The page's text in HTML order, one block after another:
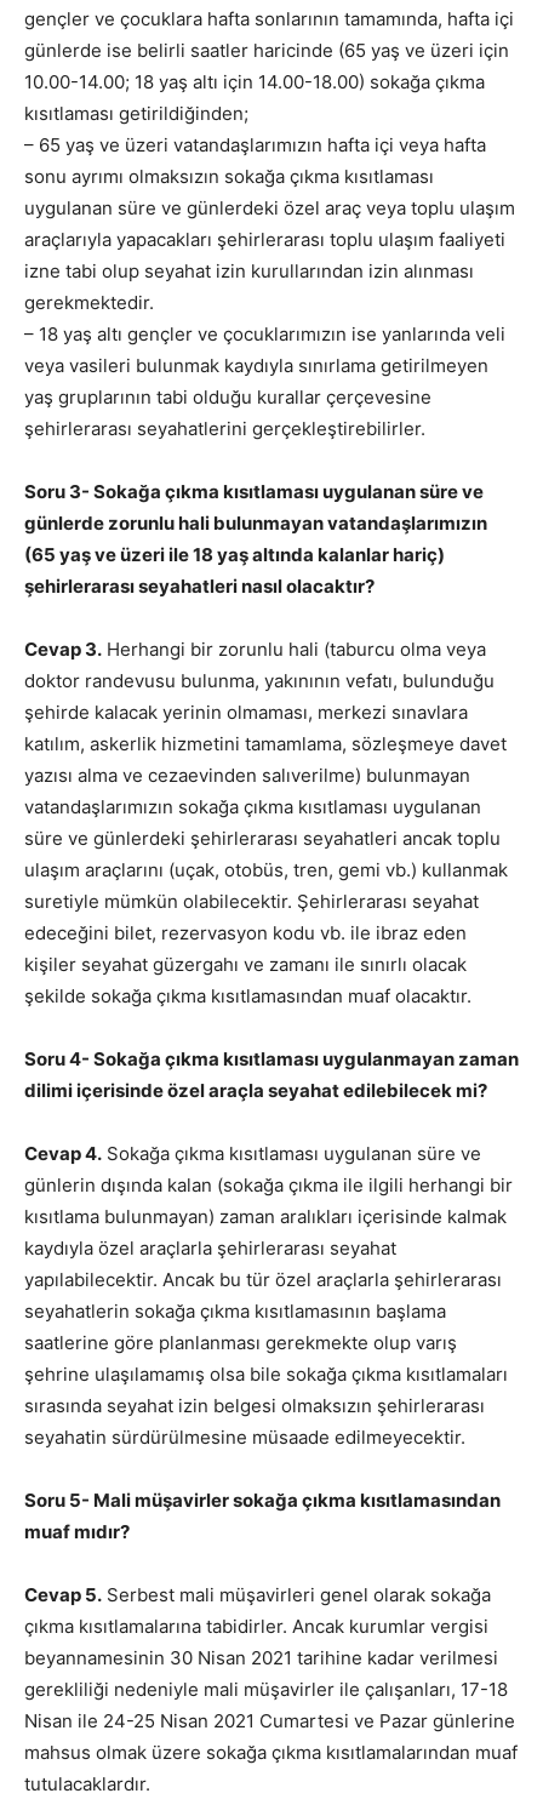
gençler ve çocuklara hafta sonlarının tamamında, hafta içi
günlerde ise belirli saatler haricinde (65 yaş ve üzeri için
10.00-14.00; 18 yaş altı için 14.00-18.00) sokağa çıkma
kısıtlaması getirildiğinden;
– 65 yaş ve üzeri vatandaşlarımızın hafta içi veya hafta
sonu ayrımı olmaksızın sokağa çıkma kısıtlaması
uygulanan süre ve günlerdeki özel araç veya toplu ulaşım
araçlarıyla yapacakları şehirlerarası toplu ulaşım faaliyeti
izne tabi olup seyahat izin kurullarından izin alınması
gerekmektedir.
– 18 yaş altı gençler ve çocuklarımızın ise yanlarında veli
veya vasileri bulunmak kaydıyla sınırlama getirilmeyen
yaş gruplarının tabi olduğu kurallar çerçevesine
şehirlerarası seyahatlerini gerçekleştirebilirler.
Soru 3- Sokağa çıkma kısıtlaması uygulanan süre ve
günlerde zorunlu hali bulunmayan vatandaşlarımızın
(65 yaş ve üzeri ile 18 yaş altında kalanlar hariç)
şehirlerarası seyahatleri nasıl olacaktır?
Cevap 3. Herhangi bir zorunlu hali (taburcu olma veya
doktor randevusu bulunma, yakınının vefatı, bulunduğu
şehirde kalacak yerinin olmaması, merkezi sınavlara
katılım, askerlik hizmetini tamamlama, sözleşmeye davet
yazısı alma ve cezaevinden salıverilme) bulunmayan
vatandaşlarımızın sokağa çıkma kısıtlaması uygulanan
süre ve günlerdeki şehirlerarası seyahatleri ancak toplu
ulaşım araçlarını (uçak, otobüs, tren, gemi vb.) kullanmak
suretiyle mümkün olabilecektir. Şehirlerarası seyahat
edeceğini bilet, rezervasyon kodu vb. ile ibraz eden
kişiler seyahat güzergahı ve zamanı ile sınırlı olacak
şekilde sokağa çıkma kısıtlamasından muaf olacaktır.
Soru 4- Sokağa çıkma kısıtlaması uygulanmayan zaman
dilimi içerisinde özel araçla seyahat edilebilecek mi?
Cevap 4. Sokağa çıkma kısıtlaması uygulanan süre ve
günlerin dışında kalan (sokağa çıkma ile ilgili herhangi bir
kısıtlama bulunmayan) zaman aralıkları içerisinde kalmak
kaydıyla özel araçlarla şehirlerarası seyahat
yapılabilecektir. Ancak bu tür özel araçlarla şehirlerarası
seyahatlerin sokağa çıkma kısıtlamasının başlama
saatlerine göre planlanması gerekmekte olup varış
şehrine ulaşılamamış olsa bile sokağa çıkma kısıtlamaları
sırasında seyahat izin belgesi olmaksızın şehirlerarası
seyahatin sürdürülmesine müsaade edilmeyecektir.
Soru 5- Mali müşavirler sokağa çıkma kısıtlamasından
muaf mıdır?
Cevap 5. Serbest mali müşavirleri genel olarak sokağa
çıkma kısıtlamalarına tabidirler. Ancak kurumlar vergisi
beyannamesinin 30 Nisan 2021 tarihine kadar verilmesi
gerekliliği nedeniyle mali müşavirler ile çalışanları, 17-18
Nisan ile 24-25 Nisan 2021 Cumartesi ve Pazar günlerine
mahsus olmak üzere sokağa çıkma kısıtlamalarından muaf
tutulacaklardır.